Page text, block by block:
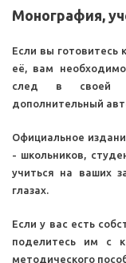
Монография, у
Если вы готовитесь
её, вам
след в своей
дополнительный
Официальное
- школьников,
учиться на ваших
глазах.
Если у вас есть
поделитесь им с
методического